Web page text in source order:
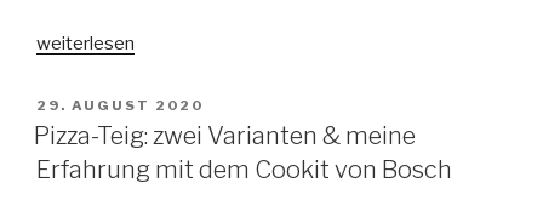
„Die
veganen
Dampfnudeln
–
Dampfgaren
weiterlesen
VERÖFFENTLICHT
AM
29. AUGUST 2020
Pizza-Teig: zwei Varianten & meine
Erfahrung mit dem Cookit von Bosch